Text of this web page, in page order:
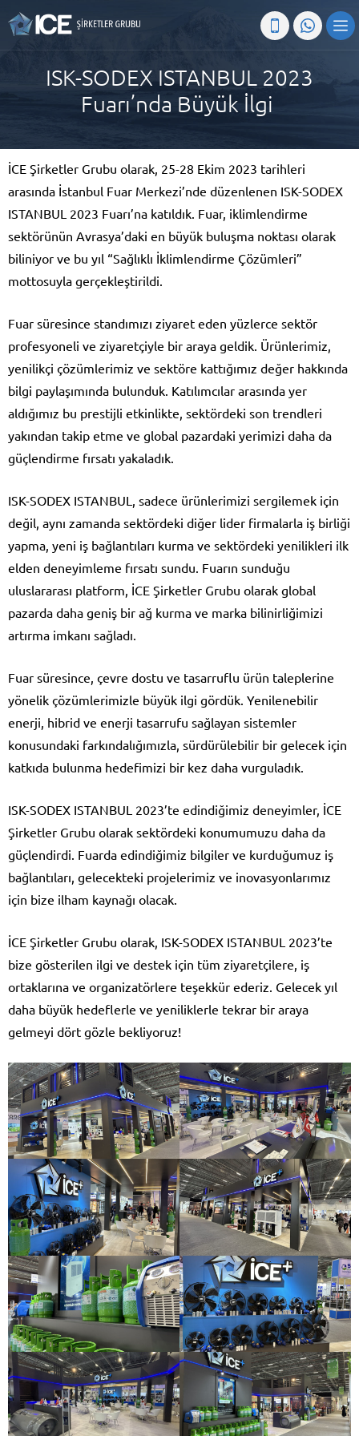
ISK-SODEX ISTANBUL 2023
Fuarı’nda Büyük İlgi
İCE Şirketler Grubu olarak, 25-28 Ekim 2023 tarihleri
arasında İstanbul Fuar Merkezi’nde düzenlenen ISK-SODEX
ISTANBUL 2023 Fuarı’na katıldık. Fuar, iklimlendirme
sektörünün Avrasya’daki en büyük buluşma noktası olarak
biliniyor ve bu yıl “Sağlıklı İklimlendirme Çözümleri”
mottosuyla gerçekleştirildi.
Fuar süresince standımızı ziyaret eden yüzlerce sektör
profesyoneli ve ziyaretçiyle bir araya geldik. Ürünlerimiz,
yenilikçi çözümlerimiz ve sektöre kattığımız değer hakkında
bilgi paylaşımında bulunduk. Katılımcılar arasında yer
aldığımız bu prestijli etkinlikte, sektördeki son trendleri
yakından takip etme ve global pazardaki yerimizi daha da
güçlendirme fırsatı yakaladık.
ISK-SODEX ISTANBUL, sadece ürünlerimizi sergilemek için
değil, aynı zamanda sektördeki diğer lider firmalarla iş birliği
yapma, yeni iş bağlantıları kurma ve sektördeki yenilikleri ilk
elden deneyimleme fırsatı sundu. Fuarın sunduğu
uluslararası platform, İCE Şirketler Grubu olarak global
pazarda daha geniş bir ağ kurma ve marka bilinirliğimizi
artırma imkanı sağladı.
Fuar süresince, çevre dostu ve tasarruflu ürün taleplerine
yönelik çözümlerimizle büyük ilgi gördük. Yenilenebilir
enerji, hibrid ve enerji tasarrufu sağlayan sistemler
konusundaki farkındalığımızla, sürdürülebilir bir gelecek için
katkıda bulunma hedefimizi bir kez daha vurguladık.
ISK-SODEX ISTANBUL 2023’te edindiğimiz deneyimler, İCE
Şirketler Grubu olarak sektördeki konumumuzu daha da
güçlendirdi. Fuarda edindiğimiz bilgiler ve kurduğumuz iş
bağlantıları, gelecekteki projelerimiz ve inovasyonlarımız
için bize ilham kaynağı olacak.
İCE Şirketler Grubu olarak, ISK-SODEX ISTANBUL 2023’te
bize gösterilen ilgi ve destek için tüm ziyaretçilere, iş
ortaklarına ve organizatörlere teşekkür ederiz. Gelecek yıl
daha büyük hedeflerle ve yeniliklerle tekrar bir araya
gelmeyi dört gözle bekliyoruz!